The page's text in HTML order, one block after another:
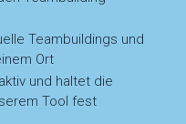
Teambuildings und
Ort
und haltet die
Tool fest